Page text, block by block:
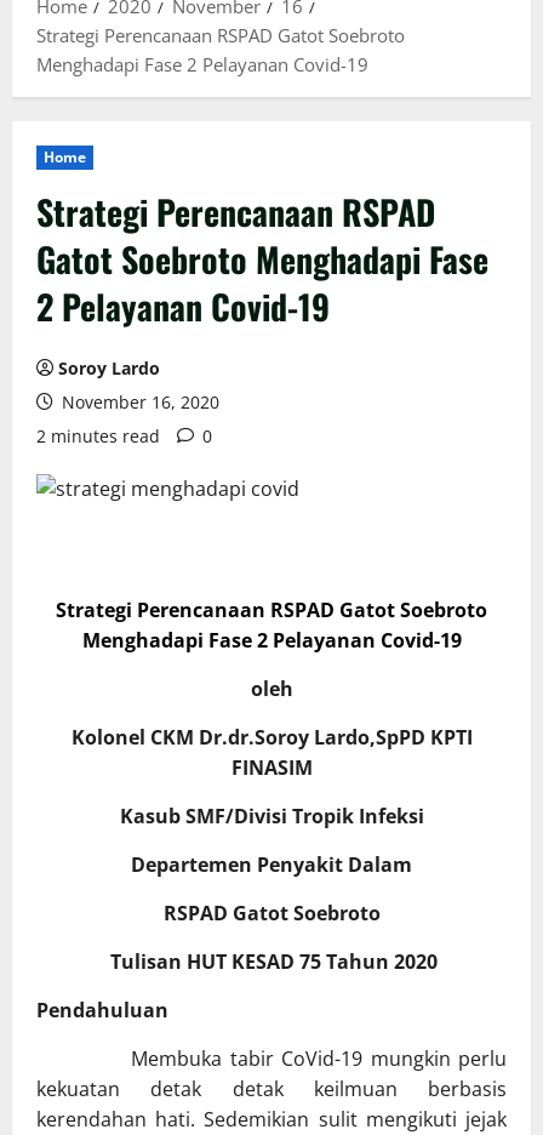
Home
2020 November
16
Strategi Perencanaan RSPAD Gatot Soebroto
Menghadapi Fase 2 Pelayanan Covid-19
Home
Strategi Perencanaan RSPAD
Gatot Soebroto Menghadapi Fase
2 Pelayanan Covid-19
Soroy Lardo
November 16, 2020
2 minutes read
0
Strategi Perencanaan RSPAD Gatot Soebroto
Menghadapi Fase 2 Pelayanan Covid-19
oleh
Kolonel CKM Dr.dr.Soroy Lardo,SpPD KPTI
FINASIM
Kasub SMF/Divisi Tropik Infeksi
Departemen Penyakit Dalam
RSPAD Gatot Soebroto
Tulisan HUT KESAD 75 Tahun 2020
Pendahuluan
Membuka tabir CoVid-19 mungkin perlu
kekuatan detak detak keilmuan berbasis
kerendahan hati. Sedemikian sulit mengikuti jejak